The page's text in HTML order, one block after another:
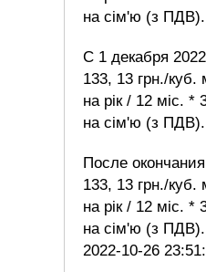
на сім'ю (з ПДВ).
С 1 декабря
133, 13 грн./
на рік / 12 міс. *
на сім'ю (з ПДВ).
После
133, 13 грн./
на рік / 12 міс. *
на сім'ю (з
2022-10-26